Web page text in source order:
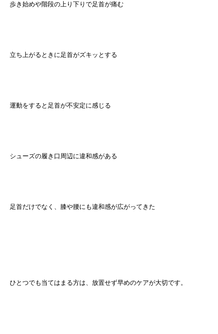
歩き始めや階段の上り下りで足首が痛む
立ち上がるときに足首がズキッとする
運動をすると足首が不安定に感じる
シューズの履き口周辺に違和感がある
足首だけでなく、膝や腰にも違和感が広がってきた
ひとつでも当てはまる方は、放置せず早めのケアが大切です。